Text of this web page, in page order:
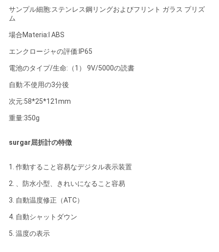
地
図
PRIVACY
POLICY
サンプル細胞:ステンレス鋼リングおよびフリント ガラス プリズ
ム
場合Materia:l ABS
エンクロージャの評価:IP65
電池のタイプ/生命:（1） 9V/5000の読書
自動:不使用の3分後
次元:58*25*121mm
重量:350g
surgar屈折計の特徴
1. 作動すること容易なデジタル表示装置
2. 、防水小型、きれいになること容易
3. 自動温度修正（ATC）
4. 自動シャットダウン
5. 温度の表示